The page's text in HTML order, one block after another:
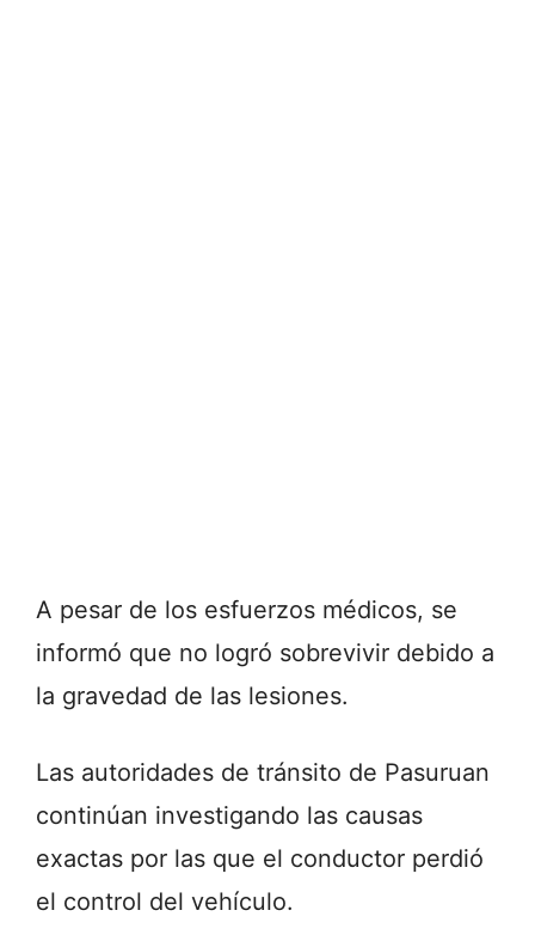
A pesar de los esfuerzos médicos, se
informó que no logró sobrevivir debido a
la gravedad de las lesiones.
Las autoridades de tránsito de Pasuruan
continúan investigando las causas
exactas por las que el conductor perdió
el control del vehículo.